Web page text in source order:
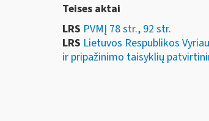
Teises aktai
LRS PVMĮ 78 str., 92 str.
LRS Lietuvos Respublikos
ir pripažinimo taisyklių